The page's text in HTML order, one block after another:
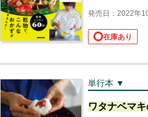
発売日：2022年
在庫あり
単行本 ▼
ワタナベマキ